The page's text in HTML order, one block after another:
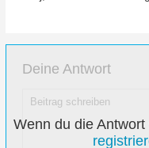
Wenn du die
Deine Antwort